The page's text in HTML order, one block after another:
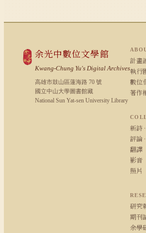
余光中數位文學館
Kwang-Chung Yu's Digital Archives
高雄市鼓山區蓮海路 70 號
國立中山大學圖書館藏
National Sun Yat-sen University Library
計畫
執行
數位
著作
新詩
評論
翻譯
影音
照片
研究
期刊
余學